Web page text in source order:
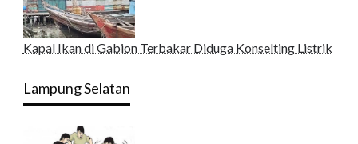
Kapal Ikan di Gabion Terbakar Diduga Konselting Listrik
Lampung Selatan